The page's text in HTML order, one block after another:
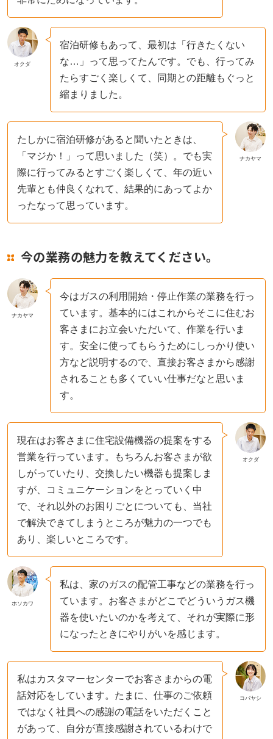
オクダ
宿泊研修もあって、最初は「行きたくない
な…」って思ってたんです。でも、行ってみ
たらすごく楽しくて、同期との距離もぐっと
縮まりました。
ナカヤマ
たしかに宿泊研修があると聞いたときは、
「マジか！」って思いました（笑）。でも実
際に行ってみるとすごく楽しくて、年の近い
先輩とも仲良くなれて、結果的にあってよか
ったなって思っています。
今の業務の魅力を教えてください。
ナカヤマ
今はガスの利用開始・停止作業の業務を行っ
ています。基本的にはこれからそこに住むお
客さまにお立会いただいて、作業を行いま
す。安全に使ってもらうためにしっかり使い
方など説明するので、直接お客さまから感謝
されることも多くていい仕事だなと思いま
す。
オクダ
現在はお客さまに住宅設備機器の提案をする
営業を行っています。もちろんお客さまが欲
しがっていたり、交換したい機器も提案しま
すが、コミュニケーションをとっていく中
で、それ以外のお困りごとについても、当社
で解決できてしまうところが魅力の一つでも
あり、楽しいところです。
ホソカワ
私は、家のガスの配管工事などの業務を行っ
ています。お客さまがどこでどういうガス機
器を使いたいのかを考えて、それが実際に形
になったときにやりがいを感じます。
コバヤシ
私はカスタマーセンターでお客さまからの電
話対応をしています。たまに、仕事のご依頼
ではなく社員への感謝の電話をいただくこと
があって、自分が直接感謝されているわけで